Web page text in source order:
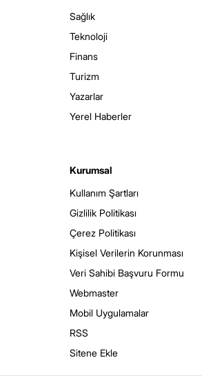
Sağlık
Teknoloji
Finans
Turizm
Yazarlar
Yerel Haberler
Kurumsal
Kullanım Şartları
Gizlilik Politikası
Çerez Politikası
Kişisel Verilerin Korunması
Veri Sahibi Başvuru Formu
Webmaster
Mobil Uygulamalar
RSS
Sitene Ekle